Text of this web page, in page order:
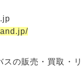
の販売・買取・